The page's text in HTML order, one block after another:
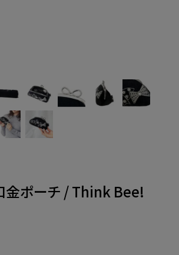
ポーチ / Think Bee!